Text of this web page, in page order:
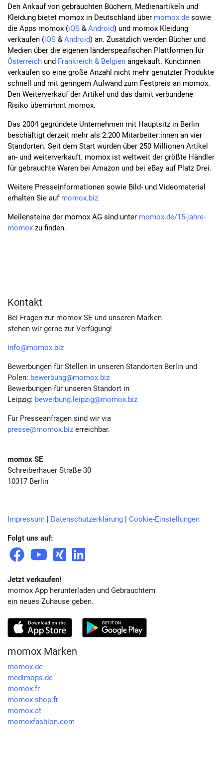
Den Ankauf von gebrauchten Büchern, Medienartikeln und
Kleidung bietet momox in Deutschland über momox.de sowie
die Apps momox (iOS & Android) und momox Kleidung
verkaufen (iOS & Android) an. Zusätzlich werden Bücher und
Medien über die eigenen länderspezifischen Plattformen für
Österreich und Frankreich & Belgien angekauft. Kund:innen
verkaufen so eine große Anzahl nicht mehr genutzter Produkte
schnell und mit geringem Aufwand zum Festpreis an momox.
Den Weiterverkauf der Artikel und das damit verbundene
Risiko übernimmt momox.
Das 2004 gegründete Unternehmen mit Hauptsitz in Berlin
beschäftigt derzeit mehr als 2.200 Mitarbeiter:innen an vier
Standorten. Seit dem Start wurden über 250 Millionen Artikel
an- und weiterverkauft. momox ist weltweit der größte Händler
für gebrauchte Waren bei Amazon und bei eBay auf Platz Drei.
Weitere Presseinformationen sowie Bild- und Videomaterial
erhalten Sie auf momox.biz.
Meilensteine der momox AG sind unter momox.de/15-jahre-
momox zu finden.
Kontakt
Bei Fragen zur momox SE und unseren Marken
stehen wir gerne zur Verfügung!
info@momox.biz
Bewerbungen für Stellen in unseren Standorten Berlin und
Polen: bewerbung@momox.biz
Bewerbungen für unseren Standort in
Leipzig: bewerbung.leipzig@momox.biz
Für Presseanfragen sind wir via
presse@momox.biz erreichbar.
momox SE
Schreiberhauer Straße 30
10317 Berlin
Impressum | Datenschutzerklärung | Cookie-Einstellungen
Folgt uns auf:
Jetzt verkaufen!
momox App herunterladen und Gebrauchtem
ein neues Zuhause geben.
momox Marken
momox.de
medimops.de
momox.fr
momox-shop.fr
momox.at
momoxfashion.com